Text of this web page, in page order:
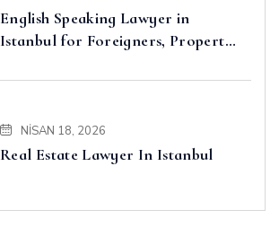
English Speaking Lawyer in
Istanbul for Foreigners, Property,
NISAN 18, 2026
Real Estate Lawyer In Istanbul